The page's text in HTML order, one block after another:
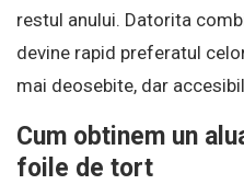
restul anului. Datorita
devine rapid preferatul
mai deosebite, dar
Cum obtinem un
foile de tort